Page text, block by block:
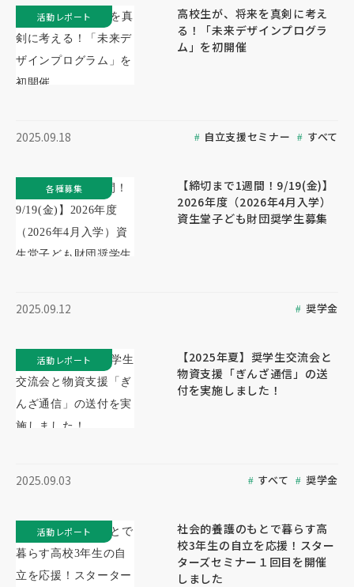
高校生が、将来を真剣に考え
る！「未来デザインプログラ
ム」を初開催
2025.09.18 自立支援セミナー すべて
活動レポート
【締切まで1週間！9/19(金)】
2026年度（2026年4月入学）
資生堂子ども財団奨学生募集
2025.09.12 奨学金
各種募集
【2025年夏】奨学生交流会と
物資支援「ぎんざ通信」の送
付を実施しました！
2025.09.03 すべて 奨学金
活動レポート
社会的養護のもとで暮らす高
校3年生の自立を応援！スター
ターズセミナー１回目を開催
しました
活動レポート